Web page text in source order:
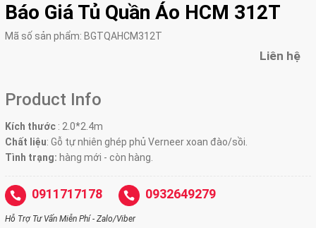
Báo Giá Tủ Quần Áo HCM 312T
Mã số sản phẩm: BGTQAHCM312T
Liên hệ
Product Info
Kích thước : 2.0*2.4m
Chất liệu: Gỗ tự nhiên ghép phủ Verneer xoan đào/sồi.
Tình trạng: hàng mới - còn hàng.
0911717178 0932649279
Hỗ Trợ Tư Vấn Miễn Phí - Zalo/Viber